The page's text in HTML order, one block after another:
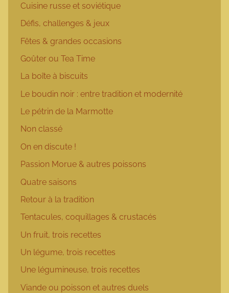
Cuisine russe et soviétique
Défis, challenges & jeux
Fêtes & grandes occasions
Goûter ou Tea Time
La boîte à biscuits
Le boudin noir : entre tradition et modernité
Le pétrin de la Marmotte
Non classé
On en discute !
Passion Morue & autres poissons
Quatre saisons
Retour à la tradition
Tentacules, coquillages & crustacés
Un fruit, trois recettes
Un légume, trois recettes
Une légumineuse, trois recettes
Viande ou poisson et autres duels